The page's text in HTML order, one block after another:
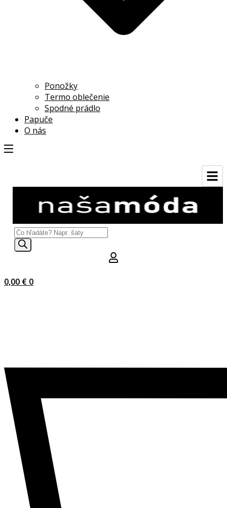
Ponožky
Termo oblečenie
Spodné prádlo
Papuče
O nás
Products
search
0,00 € 0